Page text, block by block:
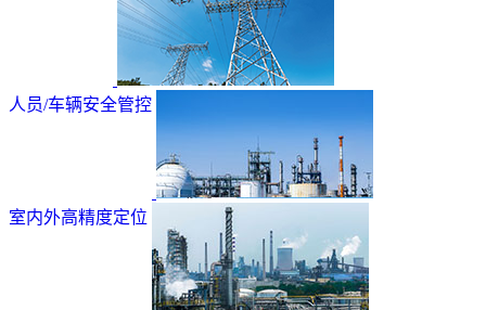
人员/车辆安全管控
室内外高精度定位